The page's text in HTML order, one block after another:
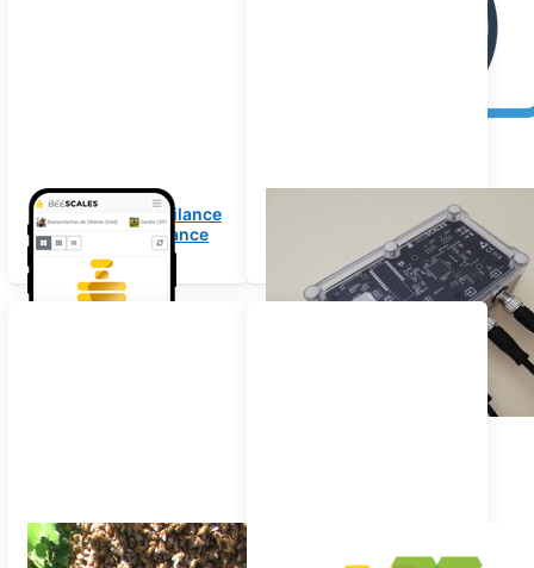
App mobile per bilance
per alveari e bilance
apistiche
Istruzioni di montaggio
Rilevamento sciami &